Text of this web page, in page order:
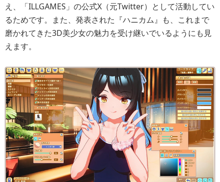
え、「ILLGAMES」の公式X（元Twitter）として活動してい
るためです。また、発表された『ハニカム』も、これまで
磨かれてきた3D美少女の魅力を受け継いでいるようにも見
えます。